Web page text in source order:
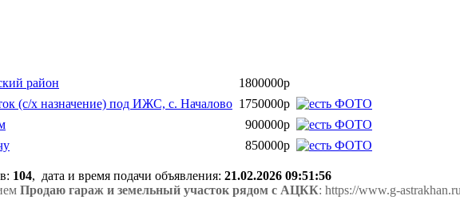
район 1800000р
(с/х назначение) под ИЖС, с. Началово 1750000р
900000р
850000р
: 104, дата и время подачи объявления: 21.02.2026 09:51:56
Продаю гараж и земельный участок рядом с АЦКК: https://www.g-